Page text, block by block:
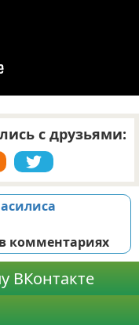
с друзьями:
комментариях
ВКонтакте